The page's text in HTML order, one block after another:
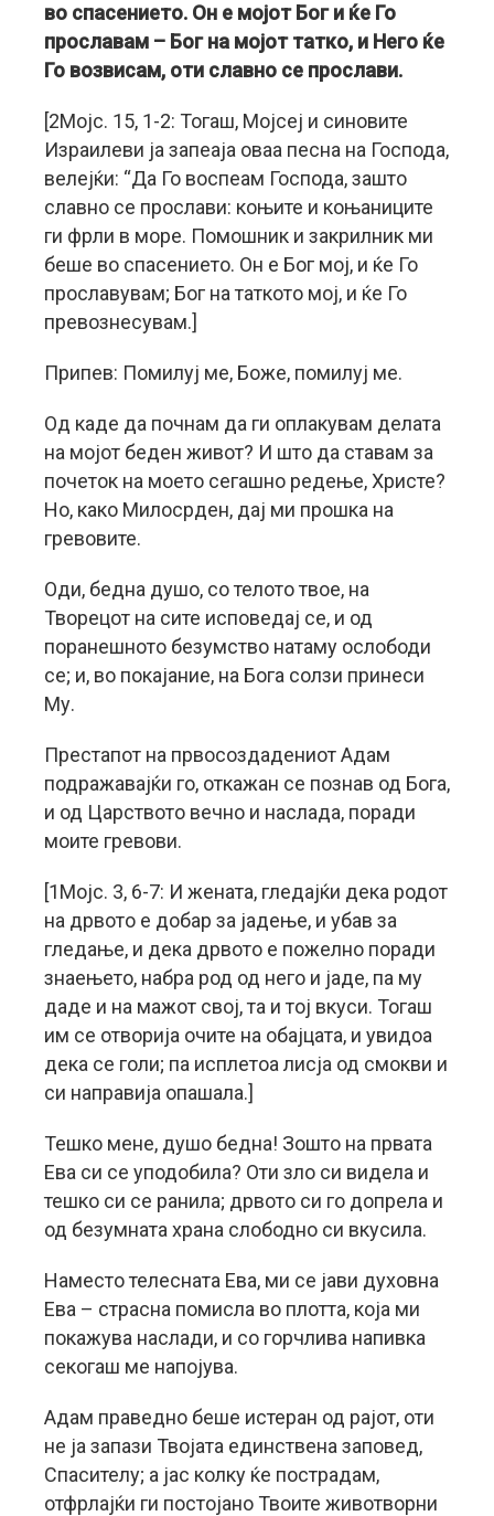
во спасението. Он е мојот Бог и ќе Го
прославам – Бог на мојот татко, и Него ќе
Го возвисам, оти славно се прослави.
[2Мојс. 15, 1-2: Тогаш, Мојсеј и синовите
Израилеви ја запеаја оваа песна на Господа,
велејќи: “Да Го воспеам Господа, зашто
славно се прослави: коњите и коњаниците
ги фрли в море. Помошник и закрилник ми
беше во спасението. Он е Бог мој, и ќе Го
прославувам; Бог на таткото мој, и ќе Го
превознесувам.]
Припев: Помилуј ме, Боже, помилуј ме.
Од каде да почнам да ги оплакувам делата
на мојот беден живот? И што да ставам за
почеток на моето сегашно редење, Христе?
Но, како Милосрден, дај ми прошка на
гревовите.
Оди, бедна душо, со телото твое, на
Творецот на сите исповедај се, и од
поранешното безумство натаму ослободи
се; и, во покајание, на Бога солзи принеси
Му.
Престапот на првосоздадениот Адам
подражавајќи го, откажан се познав од Бога,
и од Царството вечно и наслада, поради
моите гревови.
[1Мојс. 3, 6-7: И жената, гледајќи дека родот
на дрвото е добар за јадење, и убав за
гледање, и дека дрвото е пожелно поради
знаењето, набра род од него и јаде, па му
даде и на мажот свој, та и тој вкуси. Тогаш
им се отворија очите на обајцата, и увидоа
дека се голи; па исплетоа лисја од смокви и
си направија опашала.]
Тешко мене, душо бедна! Зошто на првата
Ева си се уподобила? Оти зло си видела и
тешко си се ранила; дрвото си го допрела и
од безумната храна слободно си вкусила.
Наместо телесната Ева, ми се јави духовна
Ева – страсна помисла во плотта, која ми
покажува наслади, и со горчлива напивка
секогаш ме напојува.
Адам праведно беше истеран од рајот, оти
не ја запази Твојата единствена заповед,
Спасителу; а јас колку ќе пострадам,
отфрлајќи ги постојано Твоите животворни